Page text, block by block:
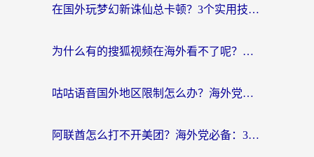
在国外玩梦幻新诛仙总卡顿？3个实用技巧解决海外党痛点（附回国加速器选择指南）
为什么有的搜狐视频在海外看不了呢？留学生亲测有效的回国加速攻略
咕咕语音国外地区限制怎么办？海外党必备的回国加速器选择指南（附音悦Tai、搜狐视频解决妙招）
阿联酋怎么打不开美团？海外党必备：3步解决回国追剧、看球、刷B站的全部烦恼